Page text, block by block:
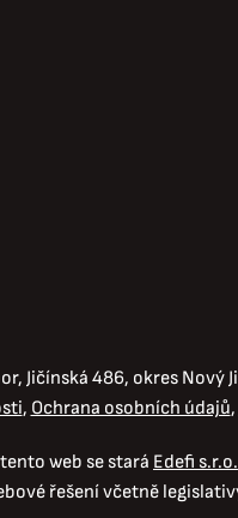
Jičínská 486, okres Nový
Ochrana osobních údajů
tento web se stará Edefi s.r.o.
řešení včetně